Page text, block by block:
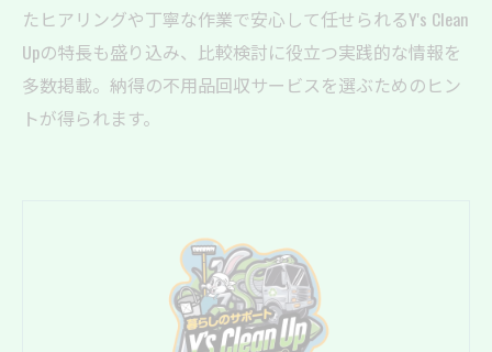
たヒアリングや丁寧な作業で安心して任せられるY's Clean
Upの特長も盛り込み、比較検討に役立つ実践的な情報を
多数掲載。納得の不用品回収サービスを選ぶためのヒン
トが得られます。